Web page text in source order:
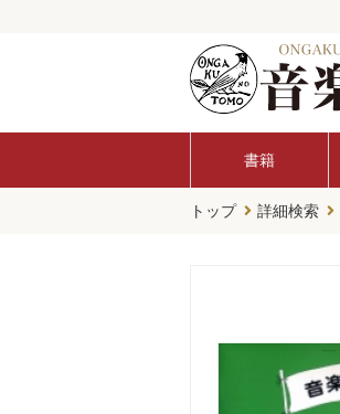
書籍
トップ 詳細検索